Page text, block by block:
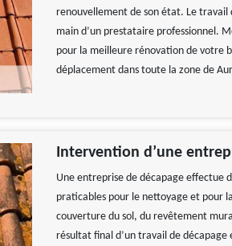
renouvellement de son état. Le
main d’un prestataire professionnel.
pour la meilleure rénovation de votre
déplacement dans toute la zone de
Intervention d’une
Une entreprise de décapage effectue
praticables pour le nettoyage et pour
couverture du sol, du revêtement
résultat final d’un travail de